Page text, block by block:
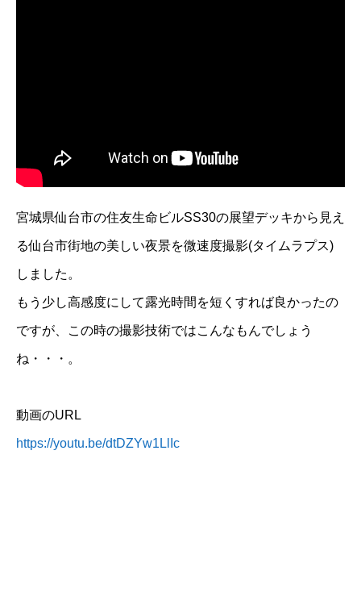
宮城県仙台市の住友生命ビルSS30の展望デッキから見え
る仙台市街地の美しい夜景を微速度撮影(タイムラプス)
しました。
もう少し高感度にして露光時間を短くすれば良かったの
ですが、この時の撮影技術ではこんなもんでしょう
ね・・・。
動画のURL
https://youtu.be/dtDZYw1LlIc